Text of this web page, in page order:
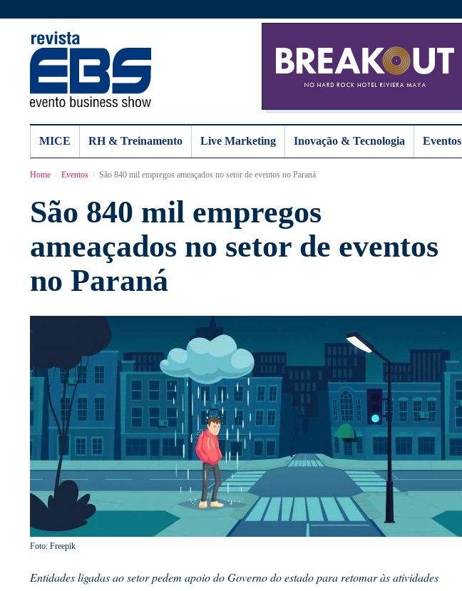
MICE RH & Treinamento Live Marketing Inovação & Tecnologia Eventos
Home Eventos São 840 mil empregos ameaçados no setor de eventos no Paraná
São 840 mil empregos
ameaçados no setor de eventos
no Paraná
Foto: Freepik
Entidades ligadas ao setor pedem apoio do Governo do estado para retomar às atividades